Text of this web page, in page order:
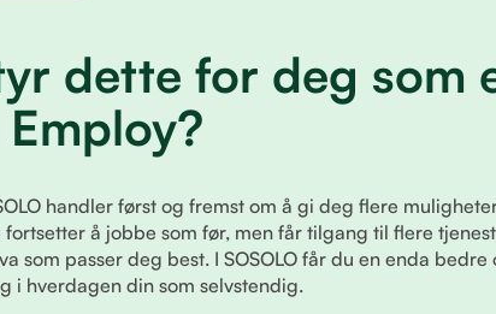
dette for deg som
handler først og fremst om å gi deg flere
å jobbe som før, men får tilgang til flere
som passer deg best. I SOSOLO får du en enda bedre
i hverdagen din som selvstendig.